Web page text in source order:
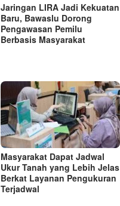
Jaringan LIRA Jadi Kekuatan
Baru, Bawaslu Dorong
Pengawasan Pemilu
Berbasis Masyarakat
Masyarakat Dapat Jadwal
Ukur Tanah yang Lebih Jelas
Berkat Layanan Pengukuran
Terjadwal